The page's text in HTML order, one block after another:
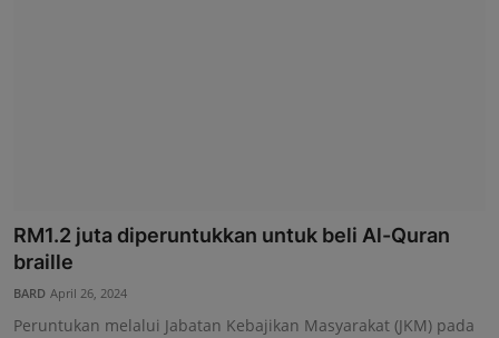
RM1.2 juta diperuntukkan untuk beli Al-Quran
braille
BARD April 26, 2024
Peruntukan melalui Jabatan Kebajikan Masyarakat (JKM) pada